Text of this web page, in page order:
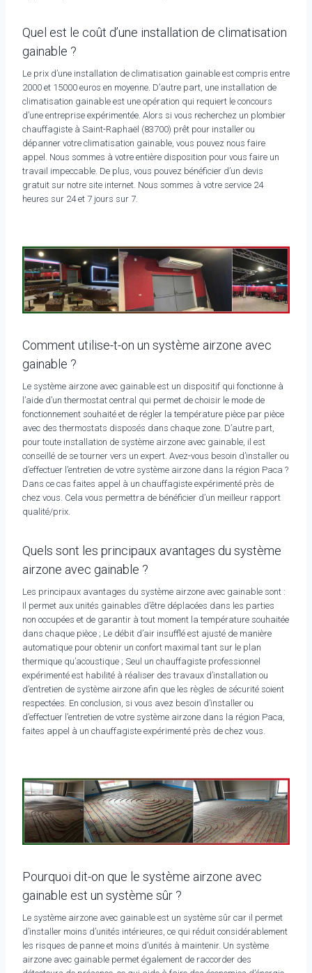
Quel est le coût d’une installation de climatisation
gainable ?
Le prix d’une installation de climatisation gainable est compris entre
2000 et 15000 euros en moyenne. D’autre part, une installation de
climatisation gainable est une opération qui requiert le concours
d’une entreprise expérimentée. Alors si vous recherchez un plombier
chauffagiste à Saint-Raphaël (83700) prêt pour installer ou
dépanner votre climatisation gainable, vous pouvez nous faire
appel. Nous sommes à votre entière disposition pour vous faire un
travail impeccable. De plus, vous pouvez bénéficier d’un devis
gratuit sur notre site internet. Nous sommes à votre service 24
heures sur 24 et 7 jours sur 7.
Comment utilise-t-on un système airzone avec
gainable ?
Le système airzone avec gainable est un dispositif qui fonctionne à
l’aide d’un thermostat central qui permet de choisir le mode de
fonctionnement souhaité et de régler la température pièce par pièce
avec des thermostats disposés dans chaque zone. D’autre part,
pour toute installation de système airzone avec gainable, il est
conseillé de se tourner vers un expert. Avez-vous besoin d’installer ou
d’effectuer l’entretien de votre système airzone dans la région Paca ?
Dans ce cas faites appel à un chauffagiste expérimenté près de
chez vous. Cela vous permettra de bénéficier d’un meilleur rapport
qualité/prix.
Quels sont les principaux avantages du système
airzone avec gainable ?
Les principaux avantages du système airzone avec gainable sont :
Il permet aux unités gainables d’être déplacées dans les parties
non occupées et de garantir à tout moment la température souhaitée
dans chaque pièce ; Le débit d’air insufflé est ajusté de manière
automatique pour obtenir un confort maximal tant sur le plan
thermique qu’acoustique ; Seul un chauffagiste professionnel
expérimenté est habilité à réaliser des travaux d’installation ou
d’entretien de système airzone afin que les règles de sécurité soient
respectées. En conclusion, si vous avez besoin d’installer ou
d’effectuer l’entretien de votre système airzone dans la région Paca,
faites appel à un chauffagiste expérimenté près de chez vous.
Pourquoi dit-on que le système airzone avec
gainable est un système sûr ?
Le système airzone avec gainable est un système sûr car il permet
d’installer moins d’unités intérieures, ce qui réduit considérablement
les risques de panne et moins d’unités à maintenir. Un système
airzone avec gainable permet également de raccorder des